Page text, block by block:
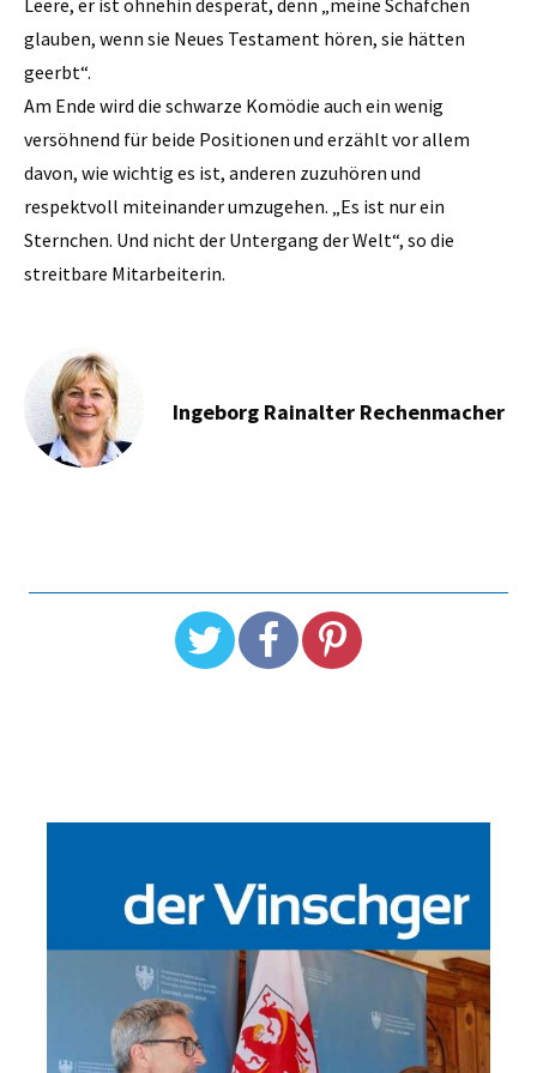
glauben, wenn sie Neues Testament hören, sie hätten
geerbt“.
Am Ende wird die schwarze Komödie auch ein wenig
versöhnend für beide Positionen und erzählt vor allem
davon, wie wichtig es ist, anderen zuzuhören und
respektvoll miteinander umzugehen. „Es ist nur ein
Sternchen. Und nicht der Untergang der Welt“, so die
streitbare Mitarbeiterin.
Ingeborg Rainalter Rechenmacher